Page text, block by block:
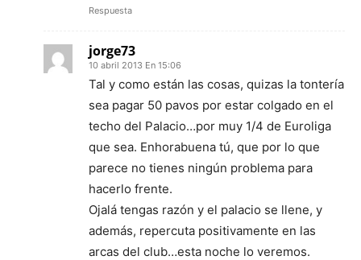
Respuesta
jorge73
10 abril 2013 En 15:06
Tal y como están las cosas, quizas la tontería
sea pagar 50 pavos por estar colgado en el
techo del Palacio…por muy 1/4 de Euroliga
que sea. Enhorabuena tú, que por lo que
parece no tienes ningún problema para
hacerlo frente.
Ojalá tengas razón y el palacio se llene, y
además, repercuta positivamente en las
arcas del club…esta noche lo veremos.